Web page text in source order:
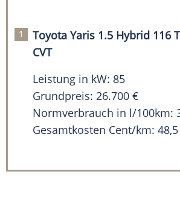
Toyota Yaris 1.5 Hybrid 116
CVT
Leistung in kW: 85
Grundpreis: 26.700 €
Normverbrauch in l/100km:
Gesamtkosten Cent/km: 48,5